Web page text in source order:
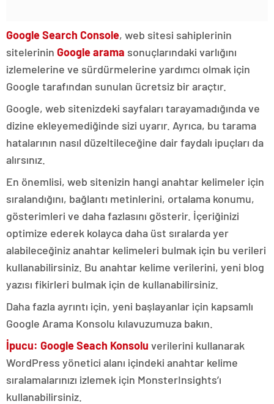
Google Search Console, web sitesi sahiplerinin
sitelerinin Google arama sonuçlarındaki varlığını
izlemelerine ve sürdürmelerine yardımcı olmak için
Google tarafından sunulan ücretsiz bir araçtır.
Google, web sitenizdeki sayfaları tarayamadığında ve
dizine ekleyemediğinde sizi uyarır. Ayrıca, bu tarama
hatalarının nasıl düzeltileceğine dair faydalı ipuçları da
alırsınız.
En önemlisi, web sitenizin hangi anahtar kelimeler için
sıralandığını, bağlantı metinlerini, ortalama konumu,
gösterimleri ve daha fazlasını gösterir. İçeriğinizi
optimize ederek kolayca daha üst sıralarda yer
alabileceğiniz anahtar kelimeleri bulmak için bu verileri
kullanabilirsiniz. Bu anahtar kelime verilerini, yeni blog
yazısı fikirleri bulmak için de kullanabilirsiniz.
Daha fazla ayrıntı için, yeni başlayanlar için kapsamlı
Google Arama Konsolu kılavuzumuza bakın.
İpucu: Google Seach Konsolu verilerini kullanarak
WordPress yönetici alanı içindeki anahtar kelime
sıralamalarınızı izlemek için MonsterInsights’ı
kullanabilirsiniz.